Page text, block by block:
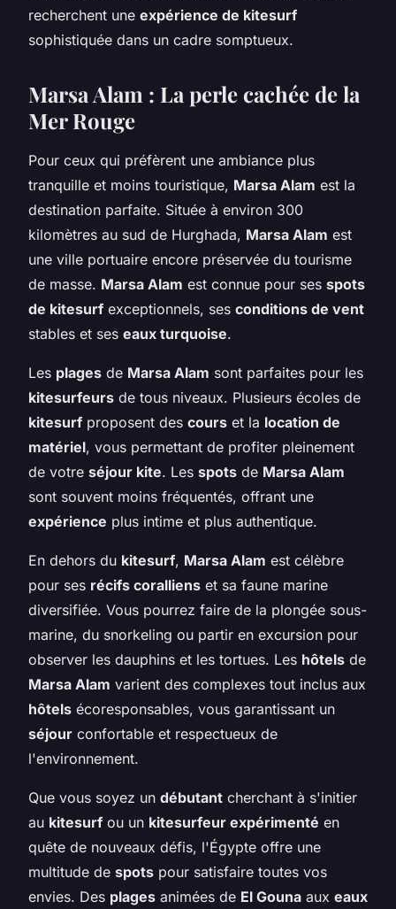
recherchent une expérience de kitesurf
sophistiquée dans un cadre somptueux.
Marsa Alam : La perle cachée de la
Mer Rouge
Pour ceux qui préfèrent une ambiance plus
tranquille et moins touristique, Marsa Alam est la
destination parfaite. Située à environ 300
kilomètres au sud de Hurghada, Marsa Alam est
une ville portuaire encore préservée du tourisme
de masse. Marsa Alam est connue pour ses spots
de kitesurf exceptionnels, ses conditions de vent
stables et ses eaux turquoise.
Les plages de Marsa Alam sont parfaites pour les
kitesurfeurs de tous niveaux. Plusieurs écoles de
kitesurf proposent des cours et la location de
matériel, vous permettant de profiter pleinement
de votre séjour kite. Les spots de Marsa Alam
sont souvent moins fréquentés, offrant une
expérience plus intime et plus authentique.
En dehors du kitesurf, Marsa Alam est célèbre
pour ses récifs coralliens et sa faune marine
diversifiée. Vous pourrez faire de la plongée sous-
marine, du snorkeling ou partir en excursion pour
observer les dauphins et les tortues. Les hôtels de
Marsa Alam varient des complexes tout inclus aux
hôtels écoresponsables, vous garantissant un
séjour confortable et respectueux de
l'environnement.
Que vous soyez un débutant cherchant à s'initier
au kitesurf ou un kitesurfeur expérimenté en
quête de nouveaux défis, l'Égypte offre une
multitude de spots pour satisfaire toutes vos
envies. Des plages animées de El Gouna aux eaux